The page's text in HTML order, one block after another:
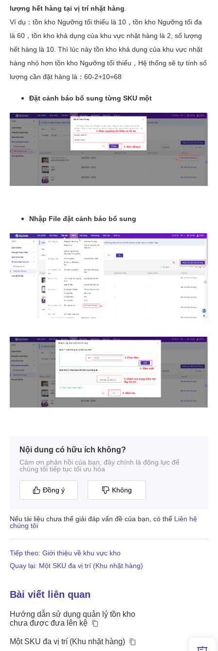
Nội dung có hữu ích không?
Cảm ơn phản hồi của bạn, đây chính là động lực để
chúng tôi tiếp tục tối ưu hóa
Đồng ý Không
Nếu tài liệu chưa thể giải đáp vấn đề của bạn, có thể Liên hệ
chúng tôi
Quay lại: Một SKU đa vị trí (Khu nhặt hàng)
Tiếp theo: Giới thiệu về khu vực kho
Bài viết liên quan
Hướng dẫn sử dụng quản lý tồn kho
chưa được đưa lên kệ
Một SKU đa vị trí (Khu nhặt hàng)